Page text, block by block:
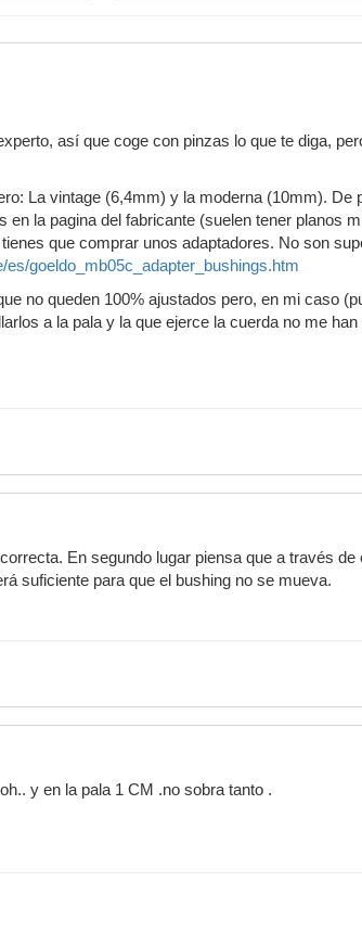
así que coge con pinzas lo que te diga,
La vintage (6,4mm) y la moderna (10mm).
la pagina del fabricante (suelen tener planos
que comprar unos adaptadores. No son
es/goeldo_mb05c_adapter_bushings.htm
no queden 100% ajustados pero, en mi caso
a la pala y la que ejerce la cuerda no me
En segundo lugar piensa que a través
suficiente para que el bushing no se mueva.
y en la pala 1 CM .no sobra tanto .